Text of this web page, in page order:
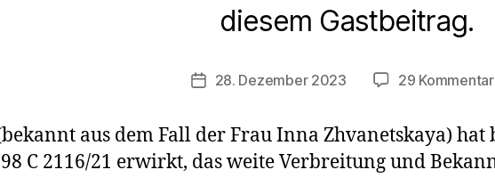
diesem Gastbeitrag.
Veröffentlichungsdatum
28. Dezember 2023 29
aus dem Fall der Frau Inna Zhvanetskaya) hat
C 2116/21 erwirkt, das weite Verbreitung und